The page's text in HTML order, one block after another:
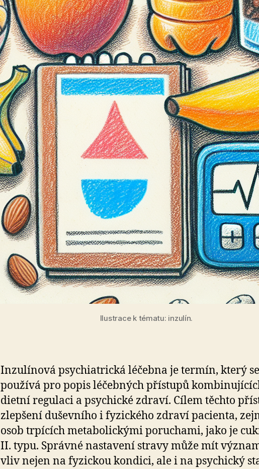
Ilustrace k tématu: inzulín.
Inzulínová psychiatrická léčebna je termín, který se
používá pro popis léčebných přístupů
dietní regulaci a psychické zdraví. Cílem těchto
zlepšení duševního i fyzického zdraví pacienta,
osob trpících metabolickými poruchami, jako je
II. typu. Správné nastavení stravy může mít
vliv nejen na fyzickou kondici, ale i na psychický